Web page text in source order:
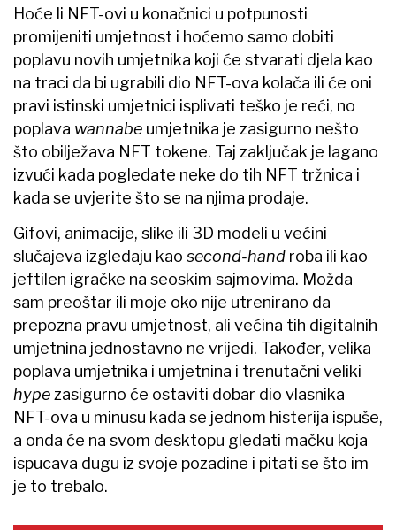
Hoće li NFT-ovi u konačnici u potpunosti
promijeniti umjetnost i hoćemo samo dobiti
poplavu novih umjetnika koji će stvarati djela kao
na traci da bi ugrabili dio NFT-ova kolača ili će oni
pravi istinski umjetnici isplivati teško je reći, no
poplava wannabe umjetnika je zasigurno nešto
što obilježava NFT tokene. Taj zaključak je lagano
izvući kada pogledate neke do tih NFT tržnica i
kada se uvjerite što se na njima prodaje.
Gifovi, animacije, slike ili 3D modeli u većini
slučajeva izgledaju kao second-hand roba ili kao
jeftilen igračke na seoskim sajmovima. Možda
sam preoštar ili moje oko nije utrenirano da
prepozna pravu umjetnost, ali većina tih digitalnih
umjetnina jednostavno ne vrijedi. Također, velika
poplava umjetnika i umjetnina i trenutačni veliki
hypezasigurno će ostaviti dobar dio vlasnika
NFT-ova u minusu kada se jednom histerija ispuše,
a onda će na svom desktopu gledati mačku koja
ispucava dugu iz svoje pozadine i pitati se što im
je to trebalo.